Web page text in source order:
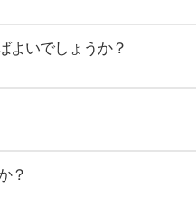
よいでしょうか？
？